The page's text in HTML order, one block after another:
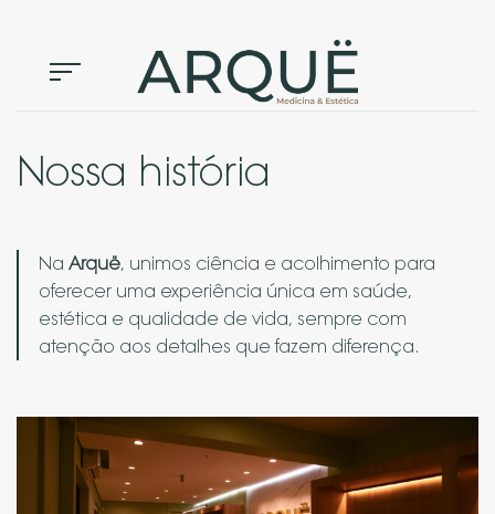
content
Nossa história
Na Arquë, unimos ciência e acolhimento para
oferecer uma experiência única em saúde,
estética e qualidade de vida, sempre com
atenção aos detalhes que fazem diferença.